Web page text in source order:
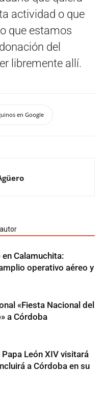
actividad o que
que estamos
del
libremente allí.
en Google
Calamuchita:
operativo aéreo y
«Fiesta Nacional del
a Córdoba
León XIV visitará
a Córdoba en su